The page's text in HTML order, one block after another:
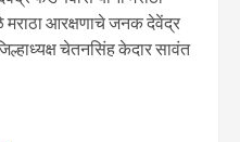
मराठा आरक्षणाचे जनक देवेंद्र
चेतनसिंह केदार सावंत